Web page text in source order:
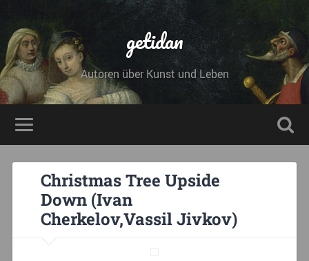
getidan
Autoren über Kunst und Leben
Christmas Tree Upside
Down (Ivan
Cherkelov,Vassil Jivkov)